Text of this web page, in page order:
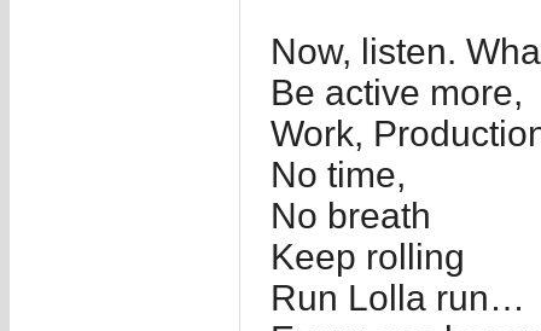
Now, listen.
Be active more,
Work,
No time,
No breath
Keep rolling
Run Lolla run…